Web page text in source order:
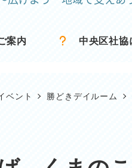
案内 中央区社協
ベント 勝どきデイルーム